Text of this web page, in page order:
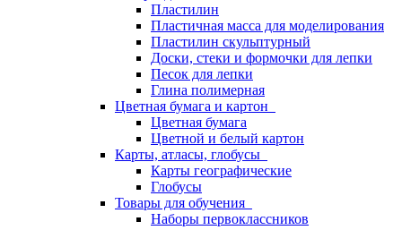
Пластилин
Пластичная масса для моделирования
Пластилин скульптурный
Доски, стеки и формочки для лепки
Песок для лепки
Глина полимерная
Цветная бумага и картон
Цветная бумага
Цветной и белый картон
Карты, атласы, глобусы
Карты географические
Глобусы
Товары для обучения
Наборы первоклассников